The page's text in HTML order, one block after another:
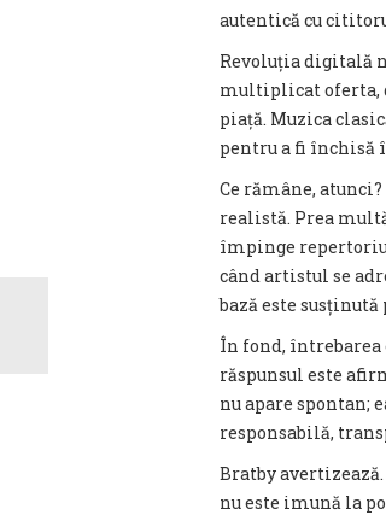
autentică cu
Revoluția digitală
multiplicat oferta,
piață. Muzica
pentru a fi închisă
Ce rămâne,
realistă. Prea
împinge
când artistul se
bază este
În fond, întrebarea
răspunsul este
nu apare spontan;
responsabilă,
Bratby
nu este imună la